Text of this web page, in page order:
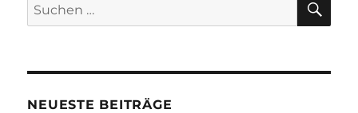
nach:
NEUESTE BEITRÄGE